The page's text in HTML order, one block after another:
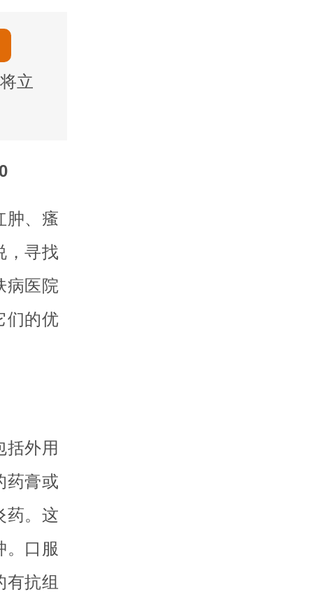
立
肿、瘙
，寻找
病医院
们的优
括外用
药膏或
药。这
。口服
有抗组